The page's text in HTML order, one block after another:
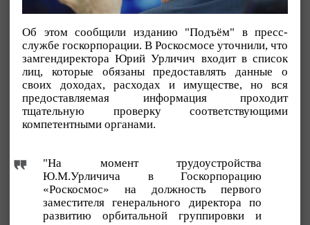
Об этом сообщили изданию "Подъём" в пресс-
службе госкорпорации. В Роскосмосе уточнили, что
замгендиректора Юрий Урличич входит в список
лиц, которые обязаны предоставлять данные о
своих доходах, расходах и имуществе, но вся
предоставляемая информация проходит
тщательную проверку соответствующими
компетентными органами.
"На момент трудоустройства
Ю.М.Урличича в Госкорпорацию
«Роскосмос» на должность первого
заместителя генерального директора по
развитию орбитальной группировки и